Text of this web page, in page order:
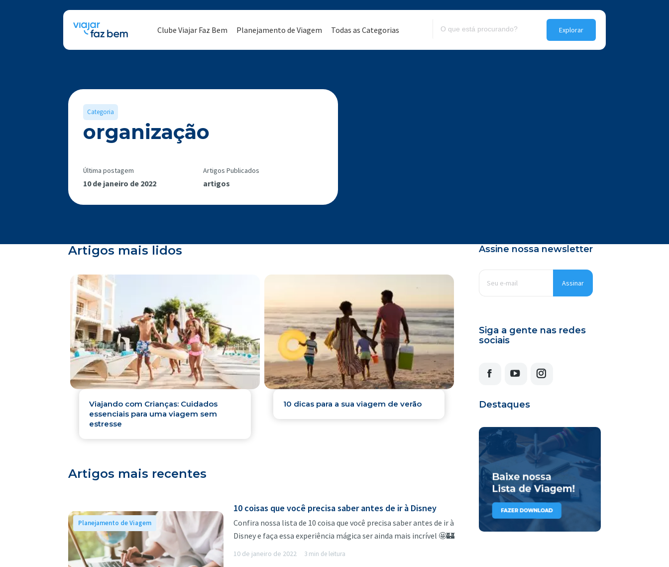
Clube Viajar Faz Bem Planejamento de Viagem Todas as Categorias
Categoria
organização
Última postagem
10 de janeiro de 2022
Artigos Publicados
artigos
Artigos mais lidos
Viajando com Crianças: Cuidados
essenciais para uma viagem sem
estresse
10 dicas para a sua viagem de verão
Artigos mais recentes
Planejamento de Viagem
10 coisas que você precisa saber antes de ir à Disney
10 de janeiro de 2022 3 min de leitura
Confira nossa lista de 10 coisa que você precisa saber antes de ir à
Disney e faça essa experiência mágica ser ainda mais incrível 🤩🏰
Assine nossa newsletter
mail *
Siga a gente nas redes
sociais
FacebookYouTubeInstagram
Destaques